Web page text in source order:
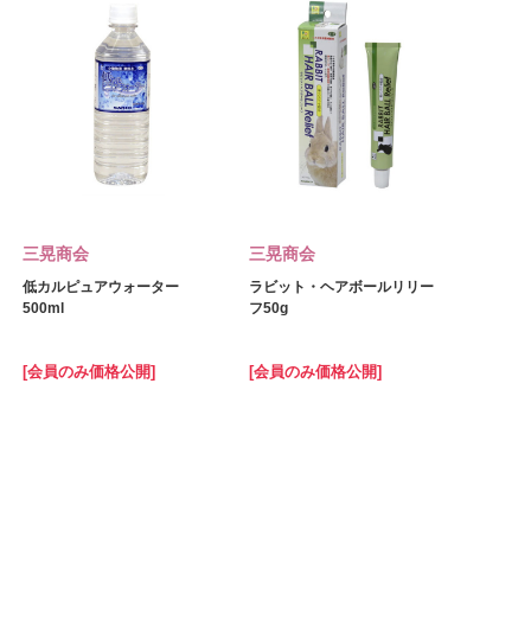
三晃商会
低カルピュアウォーター
500ml
[会員のみ価格公開]
三晃商会
ラビット・ヘアボールリリー
フ50g
[会員のみ価格公開]